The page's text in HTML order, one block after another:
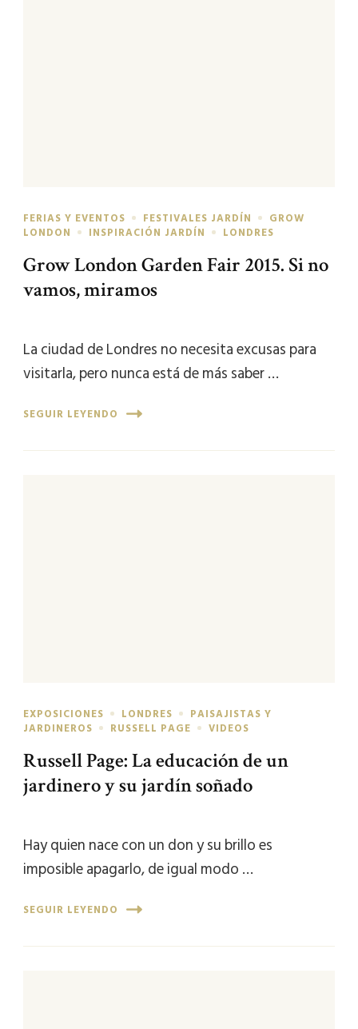
FERIAS Y EVENTOS FESTIVALES JARDÍN
GROW
LONDON
INSPIRACIÓN JARDÍN LONDRES
Grow London Garden Fair 2015. Si no
vamos, miramos
La ciudad de Londres no necesita excusas para
visitarla, pero nunca está de más saber …
SEGUIR LEYENDO
EXPOSICIONES LONDRES
PAISAJISTAS Y
JARDINEROS
RUSSELL PAGE VIDEOS
Russell Page: La educación de un
jardinero y su jardín soñado
Hay quien nace con un don y su brillo es
imposible apagarlo, de igual modo …
SEGUIR LEYENDO